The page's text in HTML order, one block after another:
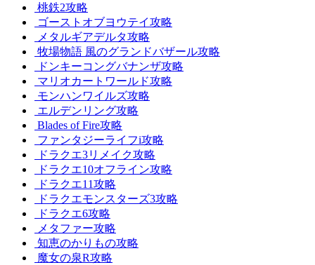
桃鉄2攻略
ゴーストオブヨウテイ攻略
メタルギアデルタ攻略
牧場物語 風のグランドバザール攻略
ドンキーコングバナンザ攻略
マリオカートワールド攻略
モンハンワイルズ攻略
エルデンリング攻略
Blades of Fire攻略
ファンタジーライフi攻略
ドラクエ3リメイク攻略
ドラクエ10オフライン攻略
ドラクエ11攻略
ドラクエモンスターズ3攻略
ドラクエ6攻略
メタファー攻略
知恵のかりもの攻略
魔女の泉R攻略